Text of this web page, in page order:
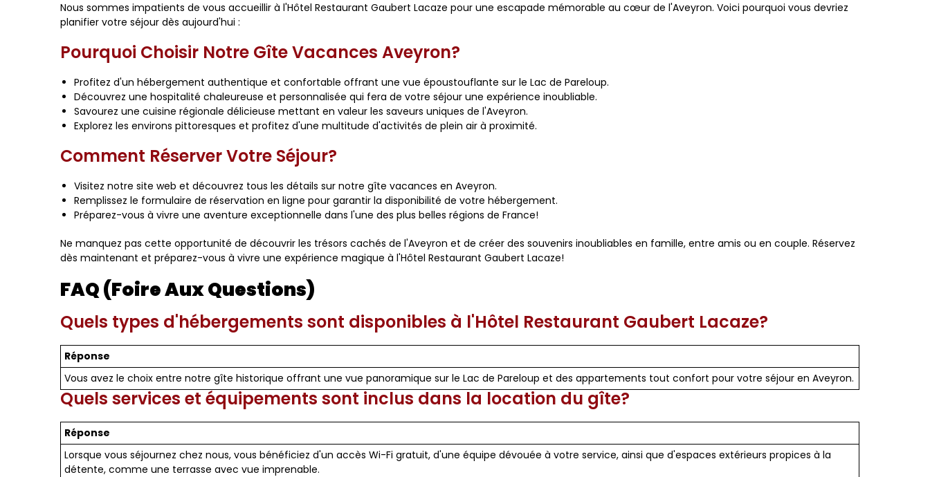
Nous sommes impatients de vous accueillir à l'Hôtel Restaurant Gaubert Lacaze pour une escapade mémorable au cœur de l'Aveyron. Voici pourquoi vous devriez
planifier votre séjour dès aujourd'hui :
Pourquoi Choisir Notre Gîte Vacances Aveyron?
Profitez d'un hébergement authentique et confortable offrant une vue époustouflante sur le Lac de Pareloup.
Découvrez une hospitalité chaleureuse et personnalisée qui fera de votre séjour une expérience inoubliable.
Savourez une cuisine régionale délicieuse mettant en valeur les saveurs uniques de l'Aveyron.
Explorez les environs pittoresques et profitez d'une multitude d'activités de plein air à proximité.
Comment Réserver Votre Séjour?
Visitez notre site web et découvrez tous les détails sur notre gîte vacances en Aveyron.
Remplissez le formulaire de réservation en ligne pour garantir la disponibilité de votre hébergement.
Préparez-vous à vivre une aventure exceptionnelle dans l'une des plus belles régions de France!
Ne manquez pas cette opportunité de découvrir les trésors cachés de l'Aveyron et de créer des souvenirs inoubliables en famille, entre amis ou en couple. Réservez
dès maintenant et préparez-vous à vivre une expérience magique à l'Hôtel Restaurant Gaubert Lacaze!
FAQ (Foire Aux Questions)
Quels types d'hébergements sont disponibles à l'Hôtel Restaurant Gaubert Lacaze?
Réponse
Vous avez le choix entre notre gîte historique offrant une vue panoramique sur le Lac de Pareloup et des appartements tout confort pour votre séjour en Aveyron.
Quels services et équipements sont inclus dans la location du gîte?
Réponse
Lorsque vous séjournez chez nous, vous bénéficiez d'un accès Wi-Fi gratuit, d'une équipe dévouée à votre service, ainsi que d'espaces extérieurs propices à la
détente, comme une terrasse avec vue imprenable.